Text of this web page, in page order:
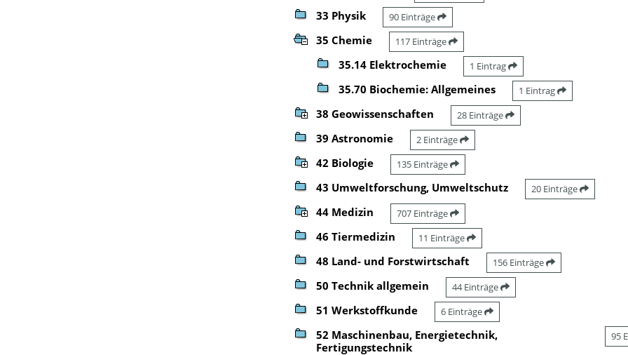
33 Physik 90 Einträge
35 Chemie 117 Einträge
35.14 Elektrochemie 1 Eintrag
35.70 Biochemie: Allgemeines 1 Eintrag
38 Geowissenschaften 28 Einträge
39 Astronomie 2 Einträge
42 Biologie 135 Einträge
43 Umweltforschung, Umweltschutz 20 Einträge
44 Medizin 707 Einträge
46 Tiermedizin 11 Einträge
48 Land- und Forstwirtschaft 156 Einträge
50 Technik allgemein 44 Einträge
51 Werkstoffkunde 6 Einträge
52 Maschinenbau, Energietechnik,
Fertigungstechnik
95